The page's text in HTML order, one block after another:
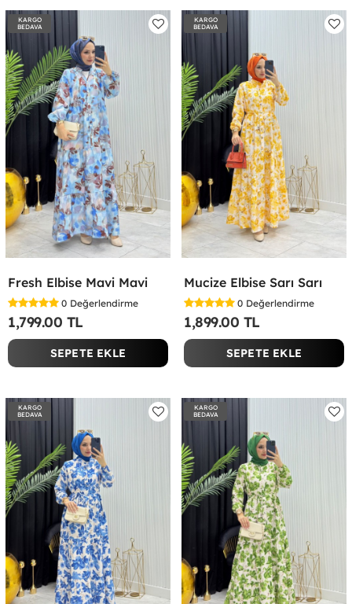
KARGO
BEDAVA
Fresh Elbise Mavi Mavi
0 Değerlendirme
1,799.00 TL
SEPETE EKLE
KARGO
BEDAVA
Mucize Elbise Sarı Sarı
0 Değerlendirme
1,899.00 TL
SEPETE EKLE
KARGO
BEDAVA
KARGO
BEDAVA